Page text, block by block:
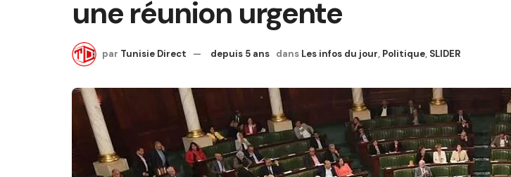
une réunion urgente
par Tunisie Direct depuis 5 ans dans Les infos du jour, Politique, SLIDER